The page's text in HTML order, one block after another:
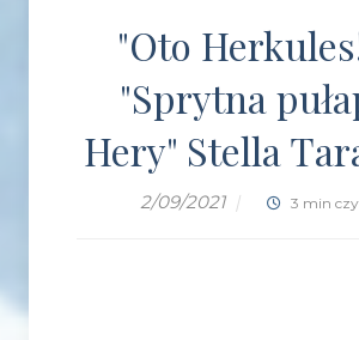
"Oto
"Sprytna
Hery" Stella
2/09/2021 | 3 min